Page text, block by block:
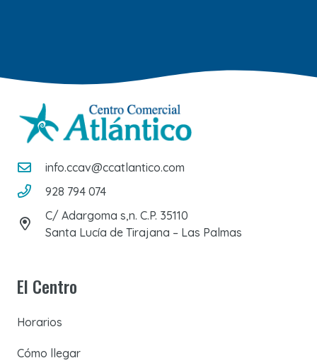
info.ccav@ccatlantico.com
928 794 074
C/ Adargoma s,n. C.P. 35110
Santa Lucía de Tirajana – Las Palmas
El Centro
Horarios
Cómo llegar